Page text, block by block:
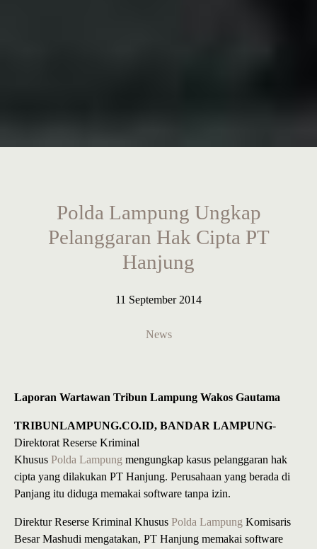
Polda Lampung Ungkap
Pelanggaran Hak Cipta PT
Hanjung
11 September 2014
News
Laporan Wartawan Tribun Lampung Wakos Gautama
TRIBUNLAMPUNG.CO.ID, BANDAR LAMPUNG-
Direktorat Reserse Kriminal
Khusus Polda Lampung mengungkap kasus pelanggaran hak
cipta yang dilakukan PT Hanjung. Perusahaan yang berada di
Panjang itu diduga memakai software tanpa izin.
Direktur Reserse Kriminal Khusus Polda Lampung Komisaris
Besar Mashudi mengatakan, PT Hanjung memakai software